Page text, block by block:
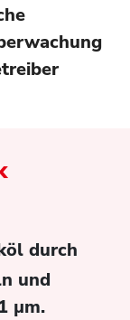
durch
und
µm.